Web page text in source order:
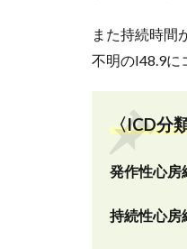
また持続時間
不明のI48.9に
〈ICD分
発作性心
持続性心